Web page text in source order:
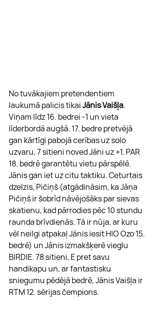
No tuvākajiem pretendentiem
laukumā palicis tikai Jānis Vaišļa.
Viņam līdz 16. bedrei -1 un vieta
līderbordā augšā. 17. bedre pretvējā
gan kārtīgi pabojā cerības uz solo
uzvaru, 7 sitieni noved Jāni uz +1. PAR
18. bedrē garantētu vietu pārspēlē.
Jānis gan iet uz citu taktiku. Ceturtais
dzelzis, Pičiņš (atgādināsim, ka Jāņa
Pičiņš ir šobrīd nāvējošāks par sievas
skatienu, kad pārrodies pēc 10 stundu
raunda brīvdienās. Tā ir nūja, ar kuru
vēl neilgi atpakaļ Jānis iesit HIO Ozo 15.
bedrē) un Jānis izmakšķerē vieglu
BIRDIE. 78 sitieni, E pret savu
handikapu un, ar fantastisku
sniegumu pēdējā bedrē, Jānis Vaišļa ir
RTM 12. sērijas čempions.